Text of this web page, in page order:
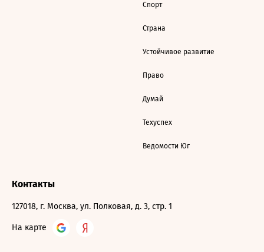
Спорт
Страна
Устойчивое развитие
Право
Думай
Техуспех
Ведомости Юг
Контакты
127018, г. Москва, ул. Полковая, д. 3, стр. 1
На карте